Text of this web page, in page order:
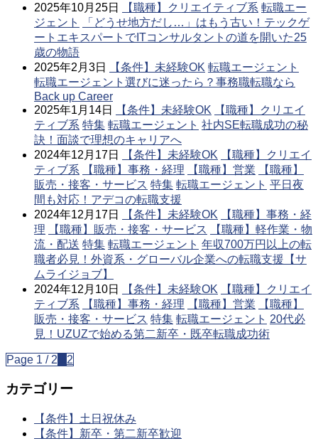
2025年10月25日
【職種】クリエイティブ系 転職エー
ジェント
「どうせ地方だし…」はもう古い！テックゲ
ートエキスパートでITコンサルタントの道を開いた25
歳の物語
2025年2月3日
【条件】未経験OK 転職エージェント
転職エージェント選びに迷ったら？事務職転職なら
Back up Career
2025年1月14日
【条件】未経験OK
【職種】クリエイ
ティブ系 特集 転職エージェント 社内SE転職成功の秘
訣！面談で理想のキャリアへ
2024年12月17日
【条件】未経験OK
【職種】クリエイ
ティブ系
【職種】事務・経理 【職種】営業
【職種】
販売・接客・サービス 特集 転職エージェント 平日夜
間も対応！アデコの転職支援
2024年12月17日
【条件】未経験OK
【職種】事務・経
理
【職種】販売・接客・サービス
【職種】軽作業・物
流・配送 特集 転職エージェント 年収700万円以上の転
職者必見！外資系・グローバル企業への転職支援【サ
ムライジョブ】
2024年12月10日
【条件】未経験OK
【職種】クリエイ
ティブ系
【職種】事務・経理 【職種】営業
【職種】
販売・接客・サービス 特集 転職エージェント 20代必
見！UZUZで始める第二新卒・既卒転職成功術
Page 1 / 2 2
カテゴリー
【条件】土日祝休み
【条件】新卒・第二新卒歓迎